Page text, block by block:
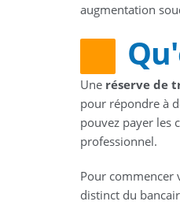
augmentation
Une réserve de
pour répondre à
pouvez payer les
professionnel.
Pour commencer
distinct du